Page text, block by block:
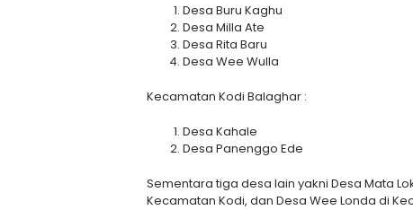
Desa Buru Kaghu
Desa Milla Ate
Desa Rita Baru
Desa Wee Wulla
Kecamatan Kodi Balaghar :
Desa Kahale
Desa Panenggo Ede
Sementara tiga desa lain yakni Desa Mata
Kecamatan Kodi, dan Desa Wee Londa di